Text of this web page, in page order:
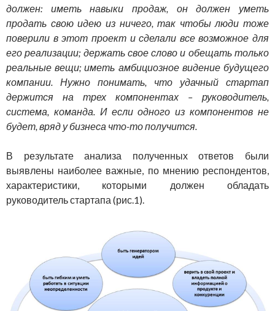
должен: иметь навыки продаж, он должен уметь
продать свою идею из ничего, так чтобы люди тоже
поверили в этот проект и сделали все возможное для
его реализации; держать свое слово и обещать только
реальные вещи; иметь амбициозное видение будущего
компании. Нужно понимать, что удачный стартап
держится на трех компонентах – руководитель,
система, команда. И если одного из компонентов не
будет, вряд у бизнеса что-то получится.
В результате анализа полученных ответов были
выявлены наиболее важные, по мнению респондентов,
характеристики, которыми должен обладать
руководитель стартапа (рис.1).